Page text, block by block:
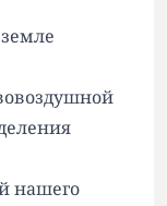
нашего